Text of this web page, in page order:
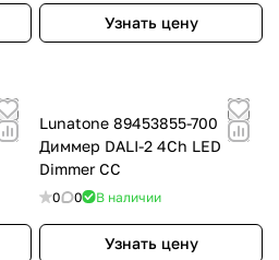
Узнать цену
Lunatone 89453855-700
Диммер DALI-2 4Ch LED
Dimmer CC
0 0 В наличии
Узнать цену